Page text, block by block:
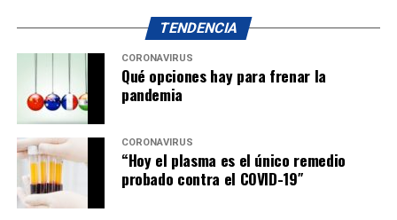
TENDENCIA
CORONAVIRUS
Qué opciones hay para frenar la
pandemia
CORONAVIRUS
“Hoy el plasma es el único remedio
probado contra el COVID-19″